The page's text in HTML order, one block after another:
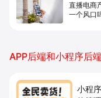
直播电商
一个风口
小程